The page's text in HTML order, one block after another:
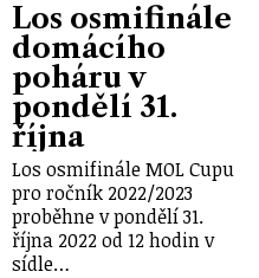
Los osmifinále
domácího
poháru v
pondělí 31.
října
Los osmifinále MOL Cupu
pro ročník 2022/2023
proběhne v pondělí 31.
října 2022 od 12 hodin v
sídle…